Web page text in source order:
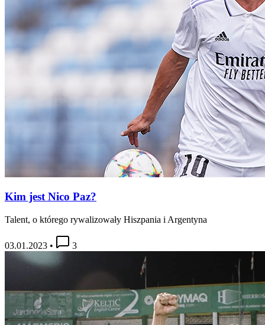
Kim jest Nico Paz?
Talent, o którego rywalizowały Hiszpania i Argentyna
03.01.2023 • 3